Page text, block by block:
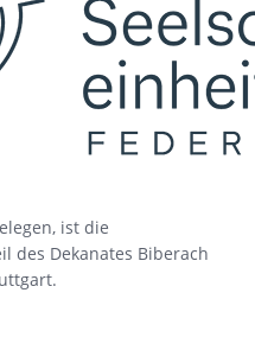
ist die
des Dekanates Biberach